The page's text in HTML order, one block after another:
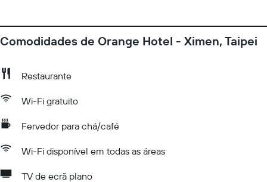
Comodidades de Orange Hotel - Ximen, Taipei
Restaurante
Wi-Fi gratuito
Fervedor para chá/café
Wi-Fi disponível em todas as áreas
TV de ecrã plano